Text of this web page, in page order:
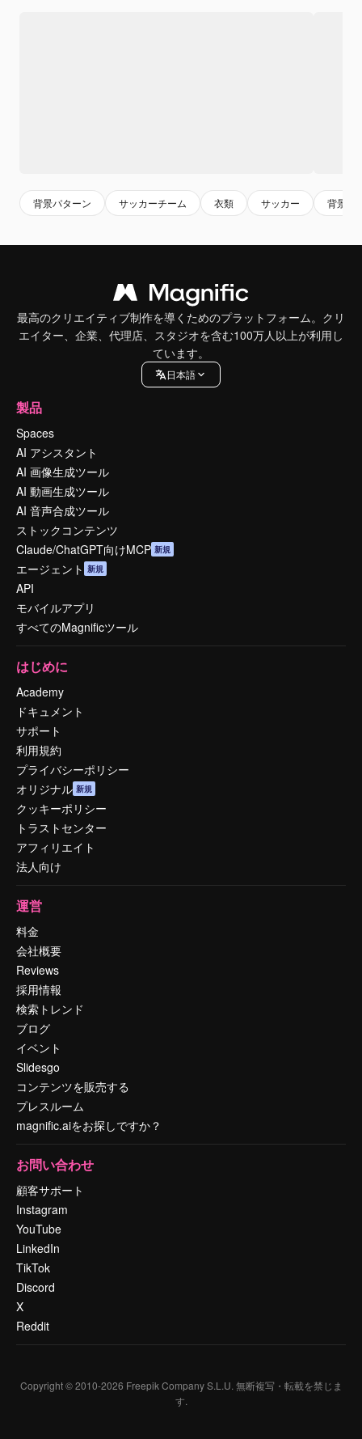
背景パターン サッカーチーム 衣類 サッカー 背景
最高のクリエイティブ制作を導くためのプラットフォーム。クリ
エイター、企業、代理店、スタジオを含む100万人以上が利用し
ています。
日本語
製品
Spaces
AI アシスタント
AI 画像生成ツール
AI 動画生成ツール
AI 音声合成ツール
ストックコンテンツ
Claude/ChatGPT向けMCP 新規
エージェント 新規
API
モバイルアプリ
すべてのMagnificツール
はじめに
Academy
ドキュメント
サポート
利用規約
プライバシーポリシー
オリジナル 新規
クッキーポリシー
トラストセンター
アフィリエイト
法人向け
運営
料金
会社概要
Reviews
採用情報
検索トレンド
ブログ
イベント
Slidesgo
コンテンツを販売する
プレスルーム
magnific.aiをお探しですか？
お問い合わせ
顧客サポート
Instagram
YouTube
LinkedIn
TikTok
Discord
X
Reddit
Copyright © 2010-2026 Freepik Company S.L.U. 無断複写・転載を禁じま
す.